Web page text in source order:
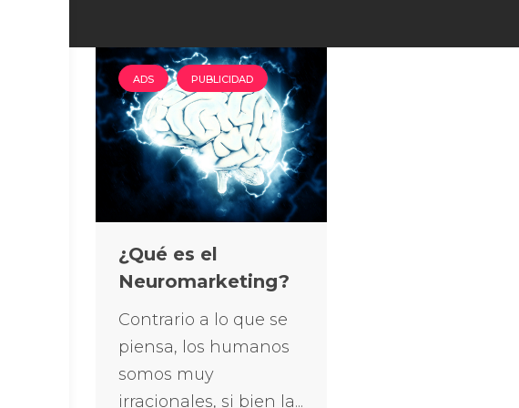
ADS PUBLICIDAD
¿Qué es el
Neuromarketing?
Contrario a lo que se
piensa, los humanos
somos muy
irracionales, si bien la...